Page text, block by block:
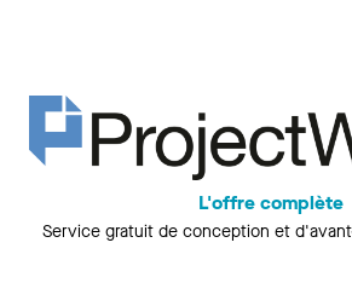
L'offre complète
Service gratuit de conception et